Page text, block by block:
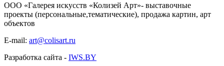
ООО «Галерея искусств «Колизей Арт»- выставочные
проекты (персональные,тематические), продажа картин, арт
объектов
E-mail: art@colisart.ru
Разработка сайта - IWS.BY